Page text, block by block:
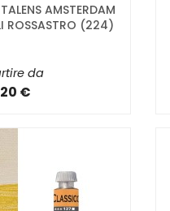
AMSTERDAM
ROSSASTRO (224)
da
€